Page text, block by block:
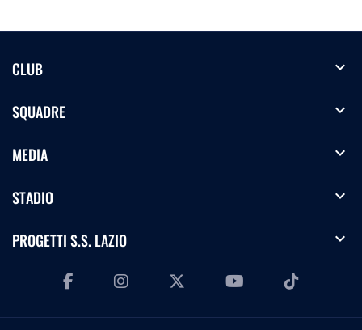
CLUB expand_more
SQUADRE expand_more
MEDIA expand_more
STADIO expand_more
PROGETTI S.S. LAZIO expand_more